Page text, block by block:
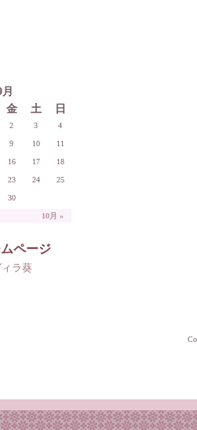
金 土 日
10月 »
2 3 4
9 10 11
16 17 18
23 24 25
30
ページ
ラ葵